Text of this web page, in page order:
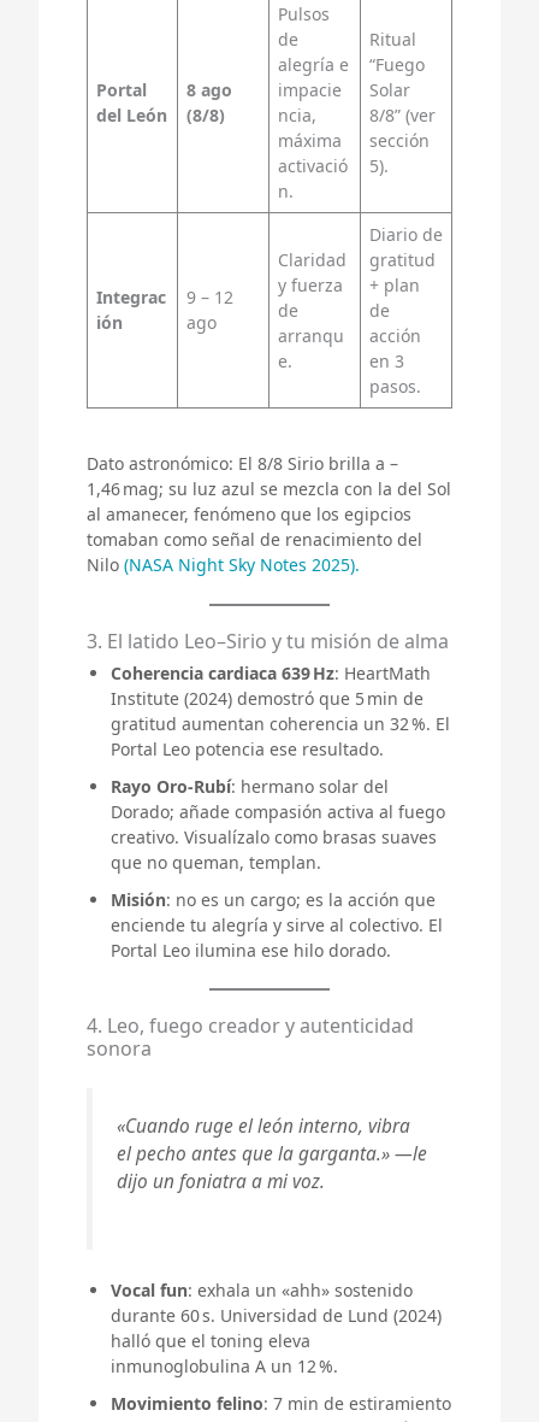
Portal
del León
8 ago
(8/8)
Pulsos
de
alegría e
impacie
ncia,
máxima
activació
n.
Ritual
“Fuego
Solar
8/8” (ver
sección
5).
Integrac
ión
9 – 12
ago
Claridad
y fuerza
de
arranqu
e.
Diario de
gratitud
+ plan
de
acción
en 3
pasos.
Dato astronómico: El 8/8 Sirio brilla a –
1,46 mag; su luz azul se mezcla con la del Sol
al amanecer, fenómeno que los egipcios
tomaban como señal de renacimiento del
Nilo (NASA Night Sky Notes 2025).
3. El latido Leo–Sirio y tu misión de alma
Coherencia cardiaca 639 Hz: HeartMath
Institute (2024) demostró que 5 min de
gratitud aumentan coherencia un 32 %. El
Portal Leo potencia ese resultado.
Rayo Oro‑Rubí: hermano solar del
Dorado; añade compasión activa al fuego
creativo. Visualízalo como brasas suaves
que no queman, templan.
Misión: no es un cargo; es la acción que
enciende tu alegría y sirve al colectivo. El
Portal Leo ilumina ese hilo dorado.
4. Leo, fuego creador y autenticidad
sonora
«Cuando ruge el león interno, vibra
el pecho antes que la garganta.» —le
dijo un foniatra a mi voz.
Vocal fun: exhala un «ahh» sostenido
durante 60 s. Universidad de Lund (2024)
halló que el toning eleva
inmunoglobulina A un 12 %.
Movimiento felino: 7 min de estiramiento